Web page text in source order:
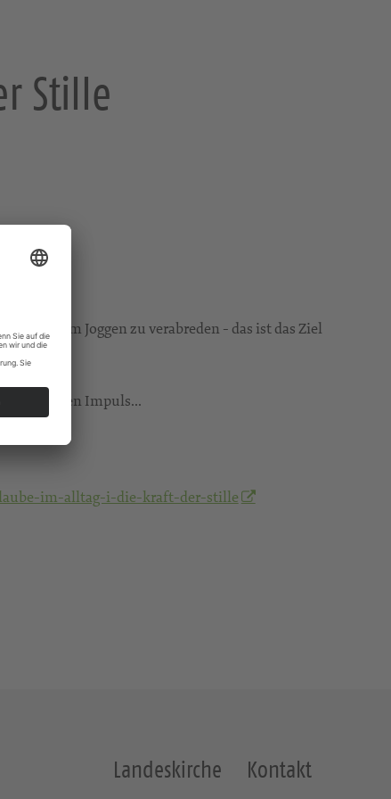
Stille
sich zum Joggen zu verabreden - das ist das Ziel
kurzen Impuls...
im-alltag-i-die-kraft-der-stille
Landeskirche Kontakt